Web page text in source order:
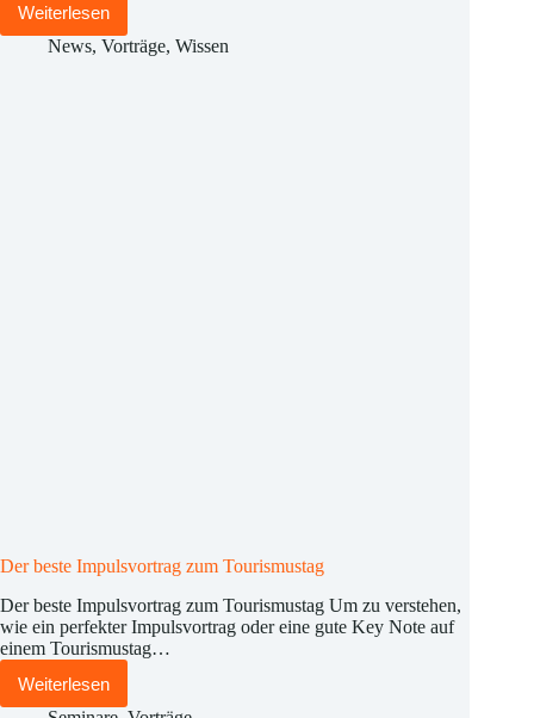
Weiterlesen
Content
Marketing
News, Vorträge, Wissen
Der beste Impulsvortrag zum Tourismustag
Der beste Impulsvortrag zum Tourismustag Um zu verstehen,
wie ein perfekter Impulsvortrag oder eine gute Key Note auf
einem Tourismustag…
Weiterlesen
Der
beste